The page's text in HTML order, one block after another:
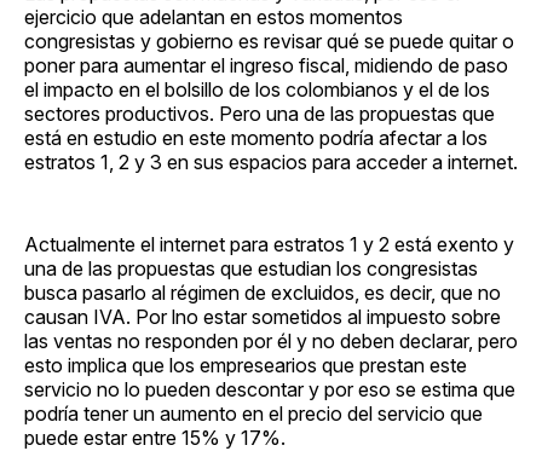
ejercicio que adelantan en estos momentos
congresistas y gobierno es revisar qué se puede quitar o
poner para aumentar el ingreso fiscal, midiendo de paso
el impacto en el bolsillo de los colombianos y el de los
sectores productivos. Pero una de las propuestas que
está en estudio en este momento podría afectar a los
estratos 1, 2 y 3 en sus espacios para acceder a internet.
Actualmente el internet para estratos 1 y 2 está exento y
una de las propuestas que estudian los congresistas
busca pasarlo al régimen de excluidos, es decir, que no
causan IVA. Por lno estar sometidos al impuesto sobre
las ventas no responden por él y no deben declarar, pero
esto implica que los empresearios que prestan este
servicio no lo pueden descontar y por eso se estima que
podría tener un aumento en el precio del servicio que
puede estar entre 15% y 17%.